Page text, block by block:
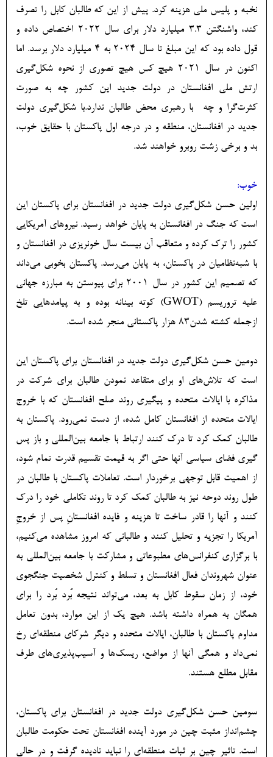
نخبه و پلیس ملی هزینه کرد. پیش از این که طالبان کابل را تصرف
کند، واشنگتن 3.3 میلیارد دلار برای سال 2022 اختصاص داده و
قول داده بود که این مبلغ تا سال 2024 به 4 میلیارد دلار برسد. اما
اکنون در سال 2021 هیچ کس هیچ تصوری از نحوه شکل‌‏گیری
ارتش ملی افغانستان در دولت جدید این کشور چه به صورت
کثرت‌‏گرا و چه با رهبری محض طالبان ندارد.با شکل‎‌گیری دولت
جدید در افغانستان، منطقه و در درجه اول پاکستان با حقایق خوب،
بد و برخی زشت روبرو خواهند شد.
خوب:
اولین حسن شکل‎‌گیری دولت جدید در افغانستان برای پاکستان این
است که جنگ در افغانستان به پایان خواهد رسید. نیروهای آمریکایی
کشور را ترک کرده و متعاقب آن بیست سال خونریزی در افغانستان و
با شبه‎‌نظامیان در پاکستان، به پایان می‌‏رسد. پاکستان بخوبی می‌‏داند
که تصمیم این کشور در سال 2001 برای پیوستن به مبارزه جهانی
علیه تروریسم (GWOT) کوته بینانه بوده و به پیامدهایی تلخ
ازجمله کشته‎ شدن83 هزار پاکستانی منجر شده است.
دومین حسن شکل‎‌گیری دولت جدید در افغانستان برای پاکستان این
است که تلاش‌‏های او برای متقاعد نمودن طالبان برای شرکت در
مذاکره با ایالات متحده و پیگیری روند صلح افغانستان که با خروج
ایالات متحده از افغانستان کامل شده، از دست نمی‌رود. پاکستان به
طالبان کمک کرد تا درک کنند ارتباط با جامعه بین‌‎المللی و باز پس
‎گیری فضای سیاسی آنها حتی اگر به قیمت تقسیم قدرت تمام شود،
از اهمیت قابل ‎توجهی برخوردار است. تعاملات پاکستان با طالبان در
طول روند دوحه نیز به طالبان کمک کرد تا روند تکاملی خود را درک
کنند و آنها را قادر ساخت تا هزینه و فایده افغانستانِ پس از خروجِ
آمریکا را تجزیه و تحلیل کنند و طالبانی که امروز مشاهده می‏‌کنیم،
با برگزاری کنفرانس‌‏های مطبوعاتی و مشارکت با جامعه بین‌المللی به
عنوان شهروندان فعال افغانستان و تسلط و کنترل شخصیت جنگجوی
خود، از زمان سقوط کابل به بعد، می‌‏تواند نتیجه‏ بُرد بُرد را برای
همگان به همراه داشته باشد. هیچ یک از این موارد، بدون تعامل
مداوم پاکستان با طالبان، ایالات متحده و دیگر شرکای منطقه‌‏ای رخ
نمی‌داد و همگی آنها از مواضع، ریسک‌‏ها و آسیب‌‏پذیری‌‏های طرف
مقابل مطلع هستند.
سومین حسن شکل‎‌گیری دولت جدید در افغانستان برای پاکستان،
چشم‌انداز مثبت چین در مورد آینده افغانستان تحت حکومت طالبان
است. تاثیر چین بر ثبات منطقه‏‌ای را نباید نادیده گرفت و در حالی